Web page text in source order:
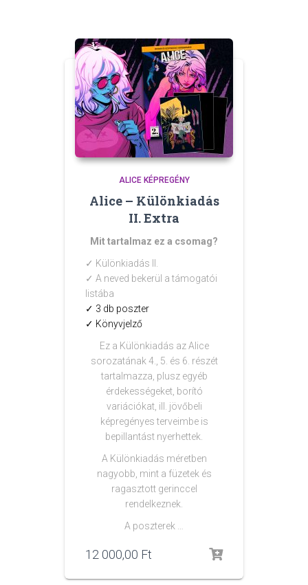
ALICE KÉPREGÉNY
Alice – Különkiadás
II. Extra
Mit tartalmaz ez a csomag?
✓ Különkiadás II.
✓ A neved bekerül a támogatói
listába
✓ 3 db poszter
✓ Könyvjelző
Ez a Különkiadás az Alice
sorozatának 4., 5. és 6. részét
tartalmazza, plusz egyéb
érdekességeket, borító
variációkat, ill. jövőbeli
képregényes terveimbe is
bepillantást nyerhettek.
A Különkiadás méretben
nagyobb, mint a füzetek és
ragasztott gerinccel
rendelkeznek.
A poszterek …
12 000,00 Ft